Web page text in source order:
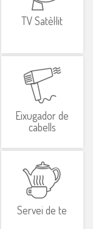
TV Satèl·lit
Eixugador de
cabells
Servei de te